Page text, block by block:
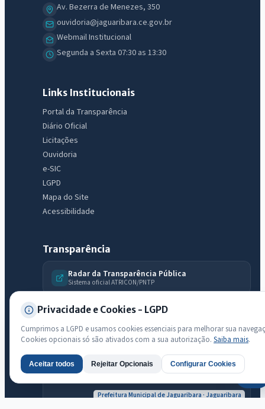
Av. Bezerra de Menezes, 350
ouvidoria@jaguaribara.ce.gov.br
Webmail Institucional
Segunda a Sexta 07:30 as 13:30
Links Institucionais
Portal da Transparência
Diário Oficial
Licitações
Ouvidoria
e-SIC
LGPD
Mapa do Site
Acessibilidade
Transparência
Radar da Transparência Pública
Sistema oficial ATRICON/PNTP
Diagnóstico Atricon
Índice de transparência
Prefeitura Municipal de Jaguaribara · Jaguaribara
Privacidade e Cookies - LGPD
Cumprimos a LGPD e usamos cookies essenciais para melhorar sua
Cookies opcionais só são ativados com a sua autorização. Saiba mais.
Aceitar todos Rejeitar Opcionais Configurar Cookies
IntGest AI
Olá. Pergunte sobre serviços, notícias, legislação, Diário Oficial,
licitações, estrutura ou transparência do município.
Licitações abertas